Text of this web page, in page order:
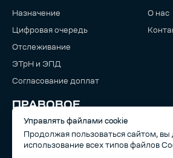
Назначение
Цифровая очередь
Отслеживание
ЭТрН и ЭПД
Согласование доплат
ПРАВОВОЕ
Политика
О нас
Управлять файлами cookie
Продолжая пользоваться сайтом, вы
использование всех типов файлов